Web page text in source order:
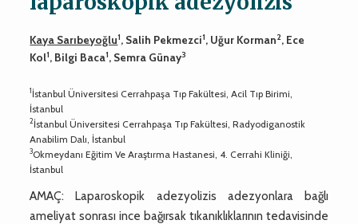
Kaya Sarıbeyoğlu1, Salih Pekmezci1, Uğur Korman2, Ece
Kol1, Bilgi Baca1, Semra Günay3
1İstanbul Üniversitesi Cerrahpaşa Tıp Fakültesi, Acil Tıp Birimi,
İstanbul
2İstanbul Üniversitesi Cerrahpaşa Tıp Fakültesi, Radyodiganostik
Anabilim Dalı, İstanbul
3Okmeydanı Eğitim Ve Araştırma Hastanesi, 4. Cerrahi Kliniği,
İstanbul
AMAÇ: Laparoskopik adezyolizis adezyonlara bağlı
ameliyat sonrası ince bağırsak tıkanıklıklarının tedavisinde